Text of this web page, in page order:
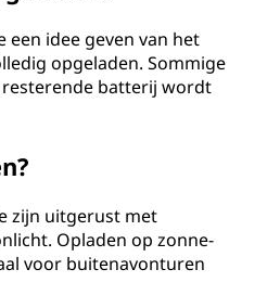
een idee geven van het
opgeladen. Sommige
resterende batterij wordt
zijn uitgerust met
Opladen op zonne-
voor buitenavonturen